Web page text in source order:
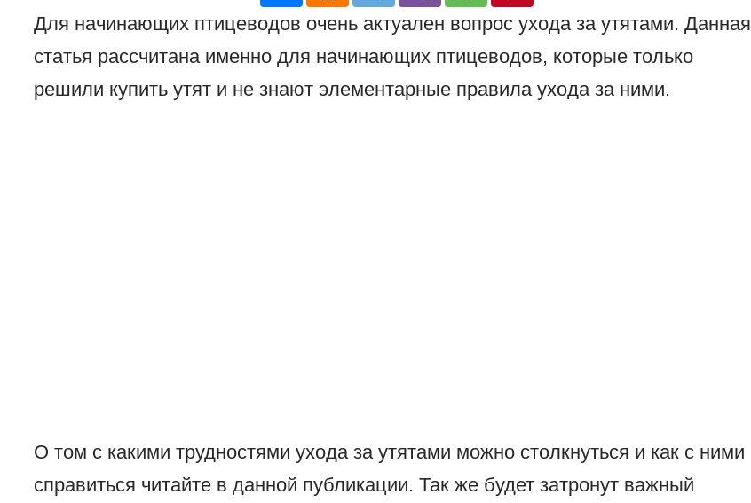
Для начинающих птицеводов очень актуален вопрос ухода за утятами. Данная
статья рассчитана именно для начинающих птицеводов, которые только
решили купить утят и не знают элементарные правила ухода за ними.
О том с какими трудностями ухода за утятами можно столкнуться и как с ними
справиться читайте в данной публикации. Так же будет затронут важный